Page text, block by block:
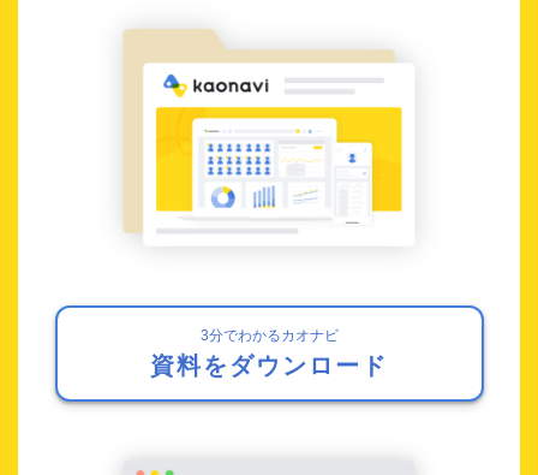
3分でわかるカオナビ
資料をダウンロード